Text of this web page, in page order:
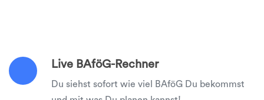
Live BAföG-Rechner
Du siehst sofort wie viel BAföG Du bekommst